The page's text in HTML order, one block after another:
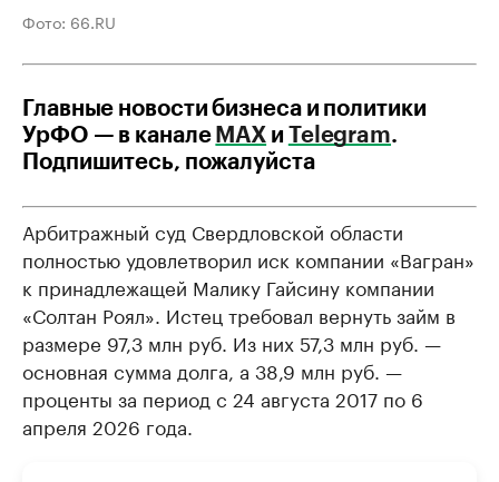
Фото: 66.RU
Главные новости бизнеса и политики
УрФО — в канале МАХ и Telegram.
Подпишитесь, пожалуйста
Арбитражный суд Свердловской области
полностью удовлетворил иск компании «Вагран»
к принадлежащей Малику Гайсину компании
«Солтан Роял». Истец требовал вернуть займ в
размере 97,3 млн руб. Из них 57,3 млн руб. —
основная сумма долга, а 38,9 млн руб. —
проценты за период с 24 августа 2017 по 6
апреля 2026 года.